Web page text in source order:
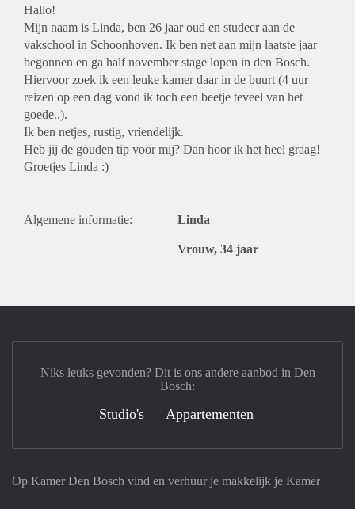
Hallo!
Mijn naam is Linda, ben 26 jaar oud en studeer aan de
vakschool in Schoonhoven. Ik ben net aan mijn laatste jaar
begonnen en ga half november stage lopen in den Bosch.
Hiervoor zoek ik een leuke kamer daar in de buurt (4 uur
reizen op een dag vond ik toch een beetje teveel van het
goede..).
Ik ben netjes, rustig, vriendelijk.
Heb jij de gouden tip voor mij? Dan hoor ik het heel graag!
Groetjes Linda :)
Algemene informatie: Linda
Vrouw, 34 jaar
Op Kamer Den Bosch vind en verhuur je makkelijk je Kamer
Niks leuks gevonden? Dit is ons andere aanbod in Den
Bosch:
Studio's Appartementen